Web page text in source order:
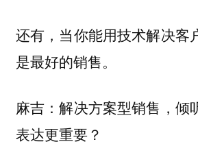
还有，当你能用技术解决客
是最好的销售。
麻吉：解决方案型销售，倾
表达更重要？